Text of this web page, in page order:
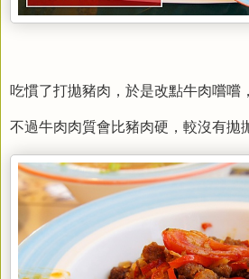
吃慣了打拋豬肉，於是改點牛肉嚐嚐，
不過牛肉肉質會比豬肉硬，較沒有拋